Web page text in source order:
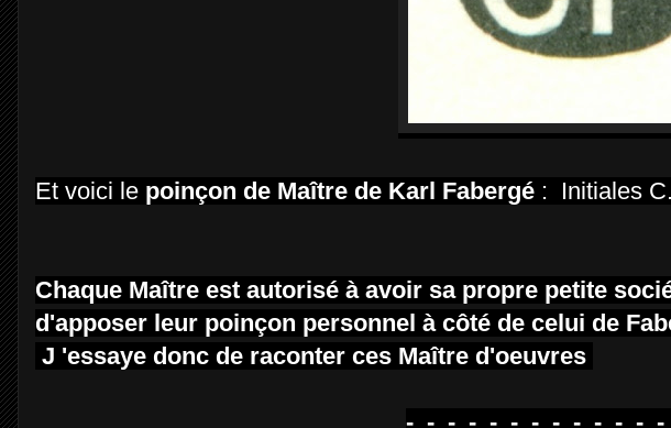
Et voici le poinçon de Maître de Karl Fabergé : Initiales
Chaque Maître est autorisé à avoir sa propre petite
d'apposer leur poinçon personnel à côté de celui de
J 'essaye donc de raconter ces Maître d'oeuvres
-_-_-_-_-_-_-_-_-_-_-_-_-